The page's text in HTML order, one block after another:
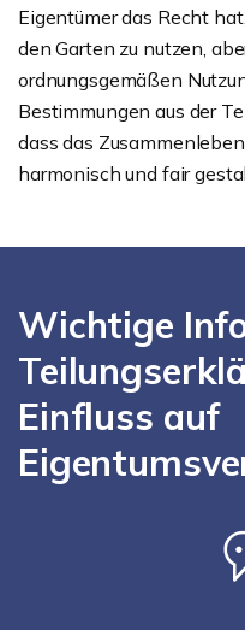
Eigentümer das Recht
den Garten zu nutzen,
ordnungsgemäßen
Bestimmungen aus der
dass das
harmonisch und fair
Wichtige
Einfluss auf